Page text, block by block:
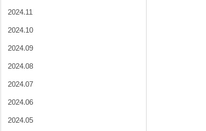
2024.11
2024.10
2024.09
2024.08
2024.07
2024.06
2024.05